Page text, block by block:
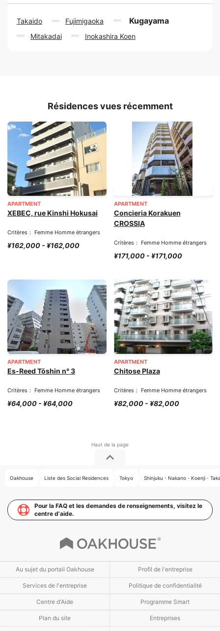
Takaido Fujimigaoka Kugayama
Mitakadai Inokashira Koen
Résidences vues récemment
APARTMENT
XEBEC, rue Kinshi Hokusai
Critères： Femme Homme étrangers
¥162,000 - ¥162,000
APARTMENT
Concieria Korakuen
CROSSIA
Critères： Femme Homme étrangers
¥171,000 - ¥171,000
APARTMENT
Es-Reed Tōshin n° 3
Critères： Femme Homme étrangers
¥64,000 - ¥64,000
APARTMENT
Chitose Plaza
Critères： Femme Homme étrangers
¥82,000 - ¥82,000
Oakhouse Liste des Social Residences Tokyo Shinjuku・Nakano・Koenji・
Pour la FAQ et les demandes de renseignements, visitez le
centre d'aide.
Au sujet du portail Oakhouse Profil de l'entreprise
Services de l'entreprise Politique de confidentialité
Centre d'Aide Programme Smart
Plan du site Entreprises